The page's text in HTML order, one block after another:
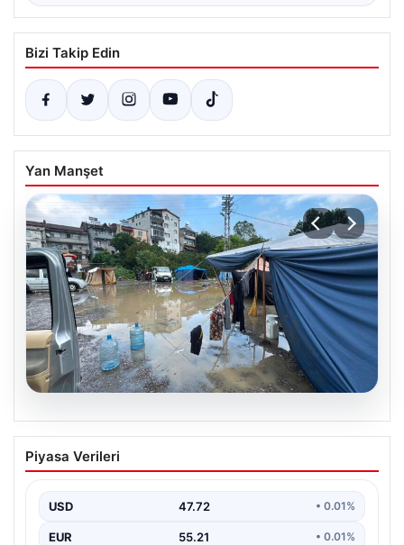
Bizi Takip Edin
Yan Manşet
Şiddetli Yağış Mevsimlik İşçilerin
Yaşamını Felç Etti: Çadırlarda Büyük
Zonguldak’ın Alaplı ilçesinde etkili olan sağanak yağış,
Piyasa Verileri
USD 47.72 • 0.01%
EUR 55.21 • 0.01%